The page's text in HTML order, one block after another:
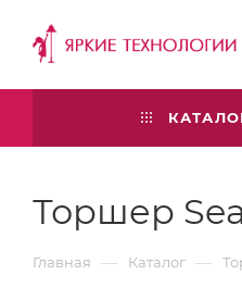
Торшер
Главная — Каталог —